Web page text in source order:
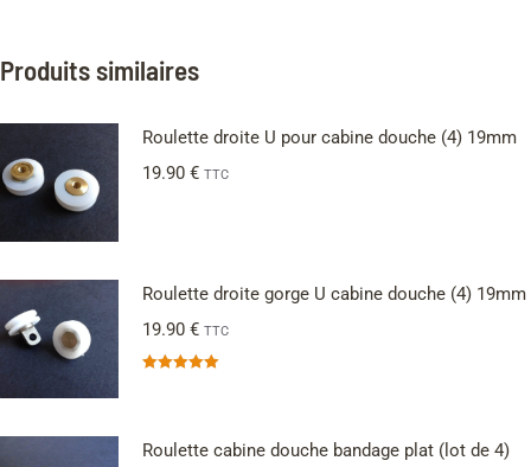
Produits similaires
Roulette droite U pour cabine douche (4) 19mm
19.90 € TTC
Roulette droite gorge U cabine douche (4) 19mm
19.90 € TTC
Roulette cabine douche bandage plat (lot de 4)